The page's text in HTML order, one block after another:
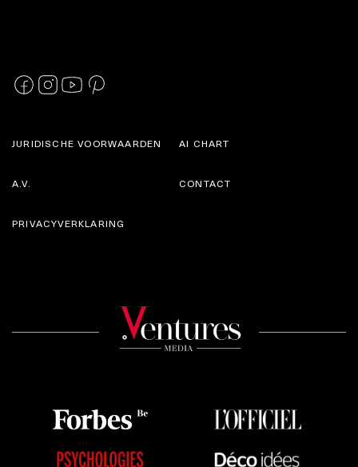
JURIDISCHE VOORWAARDEN
A.V.
AI CHART
CONTACT
PRIVACYVERKLARING